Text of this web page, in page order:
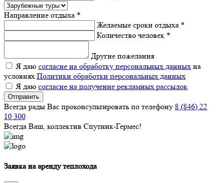
Направление отдыха *
Желаемые сроки отдыха *
Количество человек *
Другие пожелания
Я даю согласие на обработку персональных данных на
условиях Политики обработки персональных данных
Я даю согласие на получение рекламных рассылок
Отправить
Всегда рады Вас проконсультировать по телефону 8 (846) 22
10 300
Всегда Ваш, коллектив Спутник-Гермес!
Заявка на аренду теплохода